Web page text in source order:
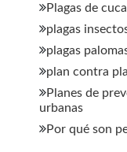
Plagas de
plagas
plagas
plan contra
Planes de
urbanas
Por qué son